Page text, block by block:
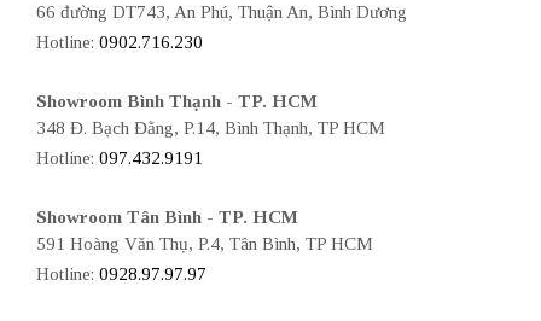
66 đường DT743, An Phú, Thuận An, Bình Dương
Hotline: 0902.716.230
Showroom Bình Thạnh - TP. HCM
348 Đ. Bạch Đằng, P.14, Bình Thạnh, TP HCM
Hotline: 097.432.9191
Showroom Tân Bình - TP. HCM
591 Hoàng Văn Thụ, P.4, Tân Bình, TP HCM
Hotline: 0928.97.97.97